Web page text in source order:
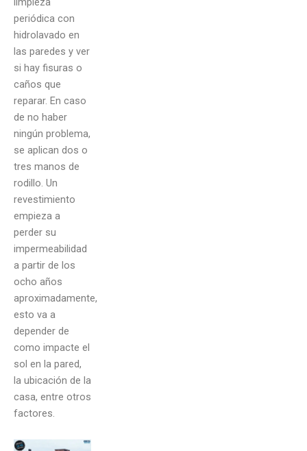
periódica con
hidrolavado en
las paredes y ver
si hay fisuras o
caños que
reparar. En caso
de no haber
ningún problema,
se aplican dos o
tres manos de
rodillo. Un
revestimiento
empieza a
perder su
impermeabilidad
a partir de los
ocho años
aproximadamente,
esto va a
depender de
como impacte el
sol en la pared,
la ubicación de la
casa, entre otros
factores.